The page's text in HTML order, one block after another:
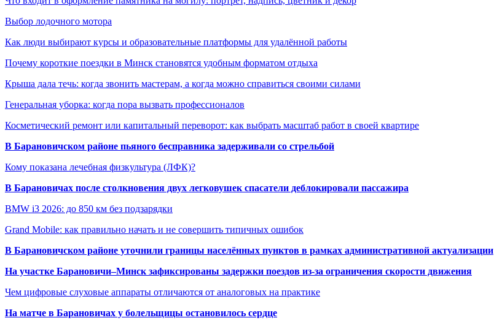
Выбор лодочного мотора
Как люди выбирают курсы и образовательные платформы для удалённой работы
Почему короткие поездки в Минск становятся удобным форматом отдыха
Крыша дала течь: когда звонить мастерам, а когда можно справиться своими силами
Генеральная уборка: когда пора вызвать профессионалов
Косметический ремонт или капитальный переворот: как выбрать масштаб работ в своей квартире
В Барановичском районе пьяного бесправника задерживали со стрельбой
Кому показана лечебная физкультура (ЛФК)?
В Барановичах после столкновения двух легковушек спасатели деблокировали пассажира
BMW i3 2026: до 850 км без подзарядки
Grand Mobile: как правильно начать и не совершить типичных ошибок
В Барановичском районе уточнили границы населённых пунктов в рамках административной актуализации
На участке Барановичи–Минск зафиксированы задержки поездов из-за ограничения скорости движения
Чем цифровые слуховые аппараты отличаются от аналоговых на практике
На матче в Барановичах у болельщицы остановилось сердце